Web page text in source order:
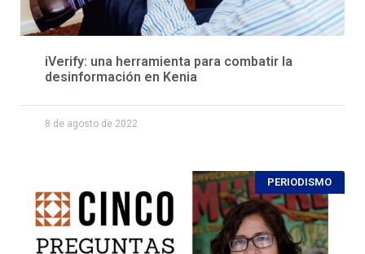
iVerify: una herramienta para combatir la
desinformación en Kenia
8 de agosto de 2022
PERIODISMO